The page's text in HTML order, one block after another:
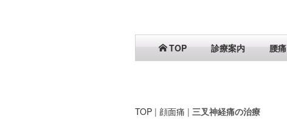
TOP 診療案内 腰痛
TOP | 顔面痛 | 三叉神経痛の治療